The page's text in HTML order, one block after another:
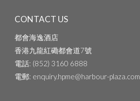
CONTACT US
都會海逸酒店
香港九龍紅磡都會道7號
電話: (852) 3160 6888
電郵: enquiry.hpme@harbour-plaza.com